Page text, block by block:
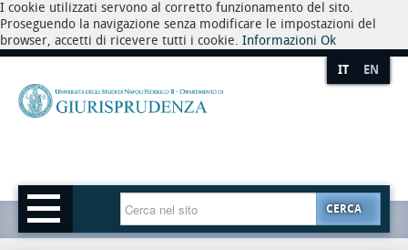
I cookie utilizzati servono al corretto funzionamento del sito.
Proseguendo la navigazione senza modificare le impostazioni del
browser, accetti di ricevere tutti i cookie. Informazioni Ok
IT EN
CERCA